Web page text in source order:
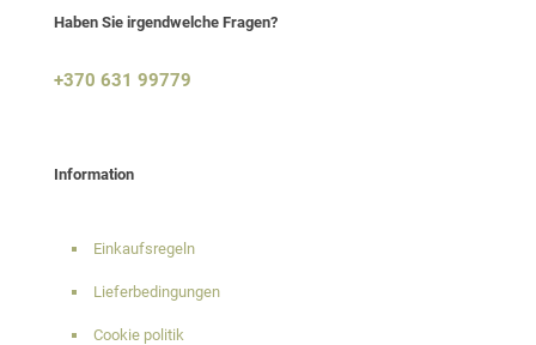
Haben Sie irgendwelche Fragen?
+370 631 99779
Information
Einkaufsregeln
Lieferbedingungen
Cookie politik